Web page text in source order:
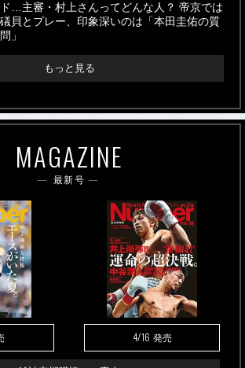
ド…主審・村上さんってどんな人？ 帝京では
礒貝とプレー、印象深いのは「本田圭佑の質
問」
もっと見る
MAGAZINE
最新号
4/16 発売